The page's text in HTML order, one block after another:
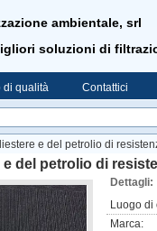
ambientale, srl
soluzioni di
di qualità Contattici
e del petrolio di
del petrolio di
Dettagli:
Luogo di
Marca: